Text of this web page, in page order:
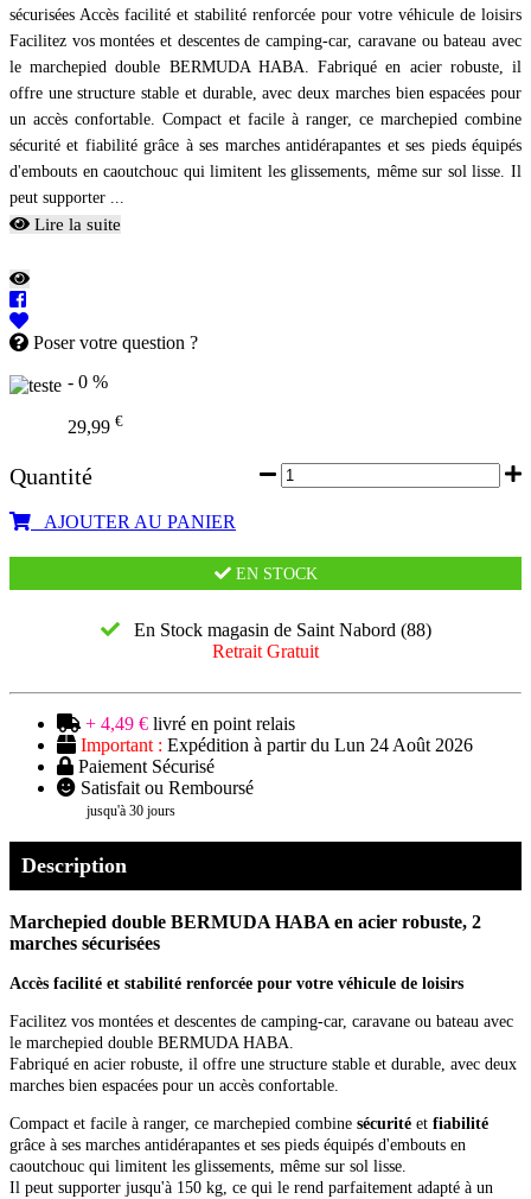
sécurisées Accès facilité et stabilité renforcée pour votre véhicule de loisirs
Facilitez vos montées et descentes de camping-car, caravane ou bateau avec
le marchepied double BERMUDA HABA. Fabriqué en acier robuste, il
offre une structure stable et durable, avec deux marches bien espacées pour
un accès confortable. Compact et facile à ranger, ce marchepied combine
sécurité et fiabilité grâce à ses marches antidérapantes et ses pieds équipés
d'embouts en caoutchouc qui limitent les glissements, même sur sol lisse. Il
peut supporter ...
Lire la suite
Poser votre question ?
- 0 %
29,99 €
Quantité
AJOUTER AU PANIER
EN STOCK
En Stock magasin de Saint Nabord (88)
Retrait Gratuit
+ 4,49 € livré en point relais
Important : Expédition à partir du Lun 24 Août 2026
Paiement Sécurisé
Satisfait ou Remboursé
jusqu'à 30 jours
Description
Marchepied double BERMUDA HABA en acier robuste, 2
marches sécurisées
Accès facilité et stabilité renforcée pour votre véhicule de loisirs
Facilitez vos montées et descentes de camping-car, caravane ou bateau avec
le marchepied double BERMUDA HABA.
Fabriqué en acier robuste, il offre une structure stable et durable, avec deux
marches bien espacées pour un accès confortable.
Compact et facile à ranger, ce marchepied combine sécurité et fiabilité
grâce à ses marches antidérapantes et ses pieds équipés d'embouts en
caoutchouc qui limitent les glissements, même sur sol lisse.
Il peut supporter jusqu'à 150 kg, ce qui le rend parfaitement adapté à un